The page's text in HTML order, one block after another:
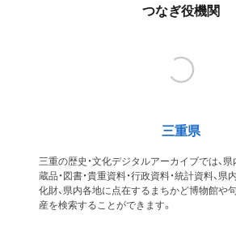
つなぎ役機関
三重県
三重の歴史・文化デジタルアーカイブでは、
蔵品・図書・貴重資料・行政資料・統計資料、県
化財、県内各地に点在するまちかど博物館や
産を検索することができます。